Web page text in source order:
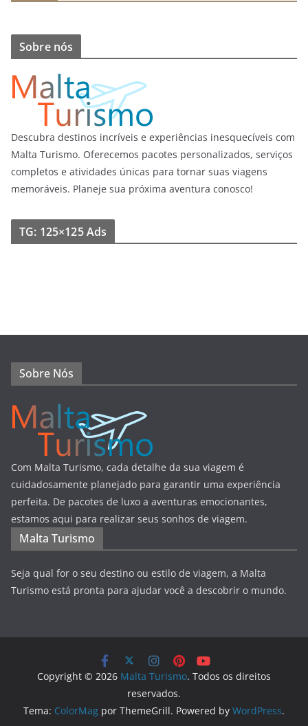
Sobre nós
Descubra destinos incríveis e experiências inesquecíveis com
Malta Turismo. Oferecemos pacotes personalizados, serviços
completos e atividades únicas para tornar suas viagens
memoráveis. Planeje sua próxima aventura conosco!
TG: 125×125 Ads
Sobre Nós
Com Malta Turismo, cada detalhe da sua viagem é
cuidadosamente planejado para garantir uma experiência
perfeita. De pacotes de luxo a aventuras emocionantes,
estamos aqui para realizar seus sonhos de viagem.
Malta Turismo
Seja qual for o seu destino ou estilo de viagem, a Malta
Turismo está pronta para ajudar você a descobrir o mundo.
Copyright © 2026 Malta Turismo. Todos os direitos
reservados.
Tema: ColorMag por ThemeGrill. Powered by WordPress.